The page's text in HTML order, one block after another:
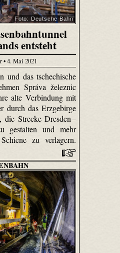
Foto: Deutsche Bahn
entsteht
4. Mai 2021
und das tschechische
Správa železnic
alte Verbindung mit
durch das Erzgebirge
Strecke Dresden –
gestalten und mehr
zu verlagern.